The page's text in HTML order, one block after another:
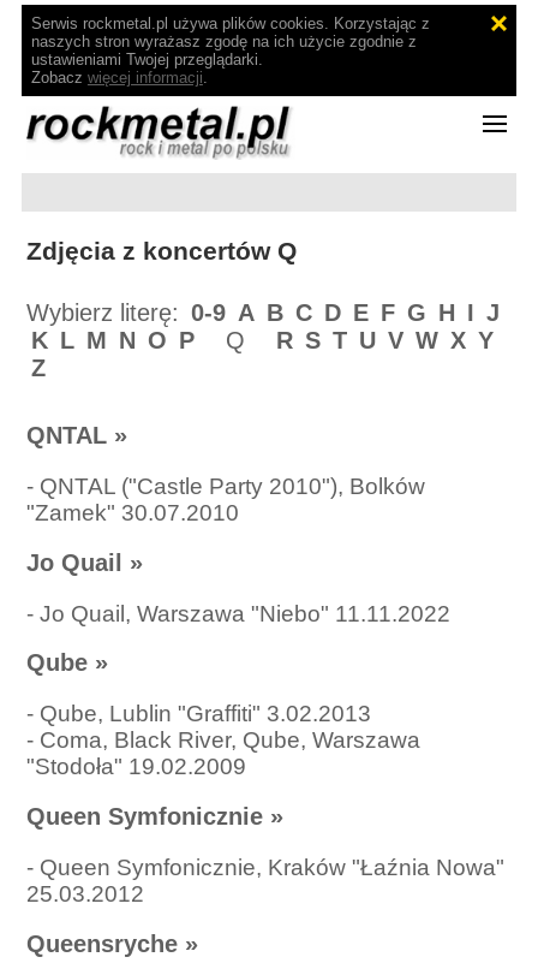
Serwis rockmetal.pl używa plików cookies. Korzystając z
naszych stron wyrażasz zgodę na ich użycie zgodnie z
ustawieniami Twojej przeglądarki.
Zobacz więcej informacji.
Zdjęcia z koncertów Q
Wybierz literę: 0-9 A B C D E F G H I J
K L M N O P Q R S T U V W X Y
Z
QNTAL »
- QNTAL ("Castle Party 2010"), Bolków
"Zamek" 30.07.2010
Jo Quail »
-Jo Quail, Warszawa "Niebo" 11.11.2022
Qube »
- Qube, Lublin "Graffiti" 3.02.2013
- Coma, Black River, Qube, Warszawa
"Stodoła" 19.02.2009
Queen Symfonicznie »
- Queen Symfonicznie, Kraków "Łaźnia Nowa"
25.03.2012
Queensryche »